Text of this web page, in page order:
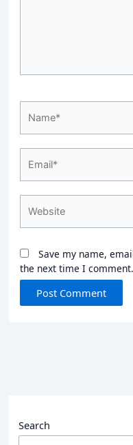
Save my name,
the next time I comment.
Search